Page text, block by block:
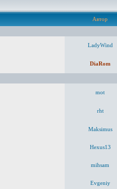
Автор
LadyWind
DiaRom
mot
rht
Maksimus
Hexus13
mihsam
Evgeniy